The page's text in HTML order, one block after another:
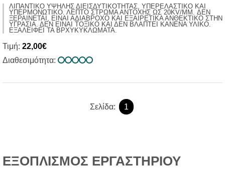
ΛΙΠΑΝΤΙΚΟ ΥΨΗΛΗΣ ΔΙΕΙΣΔΥΤΙΚΟΤΗΤΑΣ, ΥΠΕΡΕΛΑΣΤΙΚΟ ΚΑΙ
ΥΠΕΡΜΟΝΩΤΙΚΟ. ΛΕΠΤΟ ΣΤΡΩΜΑ ΑΝΤΟΧΗΣ ΩΣ 20KV/MM. ΔΕΝ
ΞΕΡΑΙΝΕΤΑΙ, ΕΙΝΑΙ ΑΔΙΑΒΡΟΧΟ ΚΑΙ ΕΞΑΙΡΕΤΙΚΑ ΑΝΘΕΚΤΙΚΟ ΣΤΗΝ
ΥΓΡΑΣΙΑ. ΔΕΝ ΕΙΝΑΙ ΤΟΞΙΚΟ ΚΑΙ ΔΕΝ ΒΛΑΠΤΕΙ ΚΑΝΕΝΑ ΥΛΙΚΟ.
ΕΞΑΛΕΙΦΕΙ ΤΑ ΒΡΧΥΚΥΚΛΩΜΑΤΑ.
Τιμή: 22,00€
Διαθεσιμότητα:
Σελίδα: 1
ΕΞΟΠΛΙΣΜΟΣ ΕΡΓΑΣΤΗΡΙΟΥ